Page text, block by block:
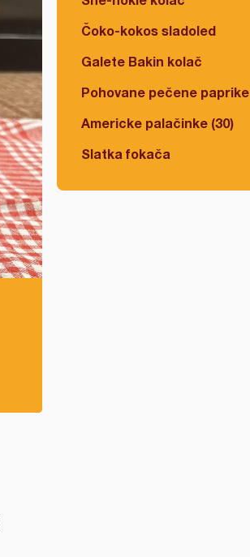
Čoko-kokos sladoled
Galete Bakin kolač
Pohovane pečene paprike
Americke palačinke (30)
Slatka fokača